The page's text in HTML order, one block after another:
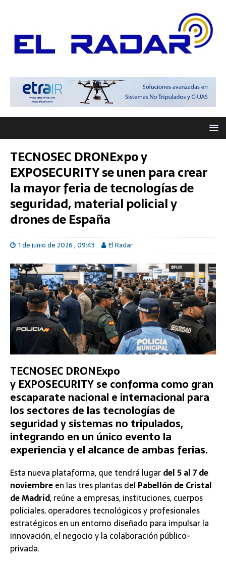
TECNOSEC DRONExpo y
EXPOSECURITY se unen para crear
la mayor feria de tecnologías de
seguridad, material policial y
drones de España
1 de junio de 2026 ; 09:43 El Radar
TECNOSEC DRONExpo
y EXPOSECURITYse conforma como gran
escaparate nacional e internacional para
los sectores de las tecnologías de
seguridad y sistemas no tripulados,
integrando en un único evento la
experiencia y el alcance de ambas ferias.
Esta nueva plataforma, que tendrá lugardel 5 al 7 de
noviembreen las tres plantas del Pabellón de Cristal
de Madrid, reúne a empresas, instituciones, cuerpos
policiales, operadores tecnológicos y profesionales
estratégicos en un entorno diseñado para impulsar la
innovación, el negocio y la colaboración público-
privada.